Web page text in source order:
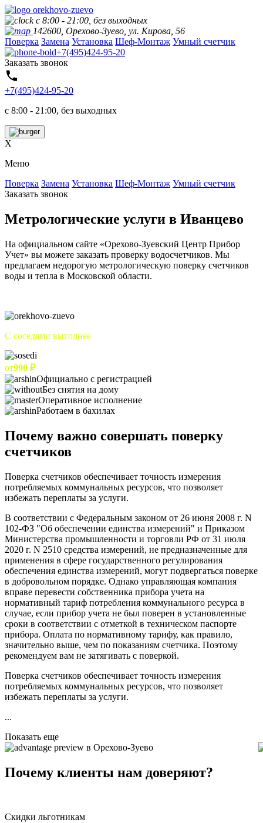
с 8:00 - 21:00, без выходных
142600, Орехово-Зуево, ул. Кирова, 56
Поверка Замена Установка Шеф-Монтаж Умный счетчик
+7(495)424-95-20
Заказать звонок
+7(495)424-95-20
с 8:00 - 21:00, без выходных
X
Меню
Поверка Замена Установка Шеф-Монтаж Умный счетчик
Заказать звонок
Метрологические услуги в Иванцево
На официальном сайте «Орехово-Зуевский Центр Прибор
Учет» вы можете заказать проверку водосчетчиков. Мы
предлагаем недорогую метрологическую поверку счетчиков
воды и тепла в Московской области.
С соседями выгоднее
от990 ₽
Официально с регистрацией
Без снятия на дому
Оперативное исполнение
Работаем в бахилах
Почему важно совершать поверку
счетчиков
Поверка счетчиков обеспечивает точность измерения
потребляемых коммунальных ресурсов, что позволяет
избежать переплаты за услуги.
В соответствии с Федеральным законом от 26 июня 2008 г. N
102-ФЗ "Об обеспечении единства измерений" и Приказом
Министерства промышленности и торговли РФ от 31 июля
2020 г. N 2510 средства измерений, не предназначенные для
применения в сфере государственного регулирования
обеспечения единства измерений, могут подвергаться поверке
в добровольном порядке. Однако управляющая компания
вправе перевести собственника прибора учета на
нормативный тариф потребления коммунального ресурса в
случае, если прибор учета не был поверен в установленные
сроки в соответствии с отметкой в техническом паспорте
прибора. Оплата по нормативному тарифу, как правило,
значительно выше, чем по показаниям счетчика. Поэтому
рекомендуем вам не затягивать с поверкой.
Поверка счетчиков обеспечивает точность измерения
потребляемых коммунальных ресурсов, что позволяет
избежать переплаты за услуги.
...
Показать еще
в Орехово-Зуево
Почему клиенты нам доверяют?
Скидки льготникам